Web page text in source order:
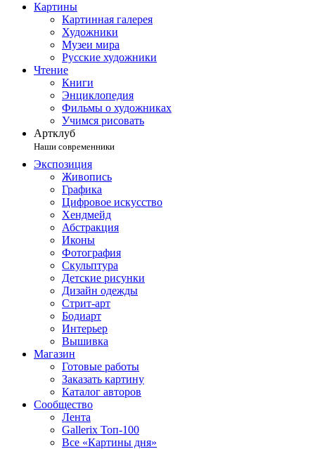
Картины
Картинная галерея
Художники
Музеи мира
Русские художники
Чтение
Книги
Энциклопедия
Фильмы о художниках
Учимся рисовать
Артклуб
Наши современники
Экспозиция
Живопись
Графика
Цифровое искусство
Хендмейд
Абстракция
Иконы
Фотография
Скульптура
Детские рисунки
Дизайн одежды
Стрит-арт
Бодиарт
Интерьер
Вышивка
Магазин
Готовые работы
Заказать картину
Каталог авторов
Сообщество
Лента
Gallerix Топ-100
Все «Картины дня»